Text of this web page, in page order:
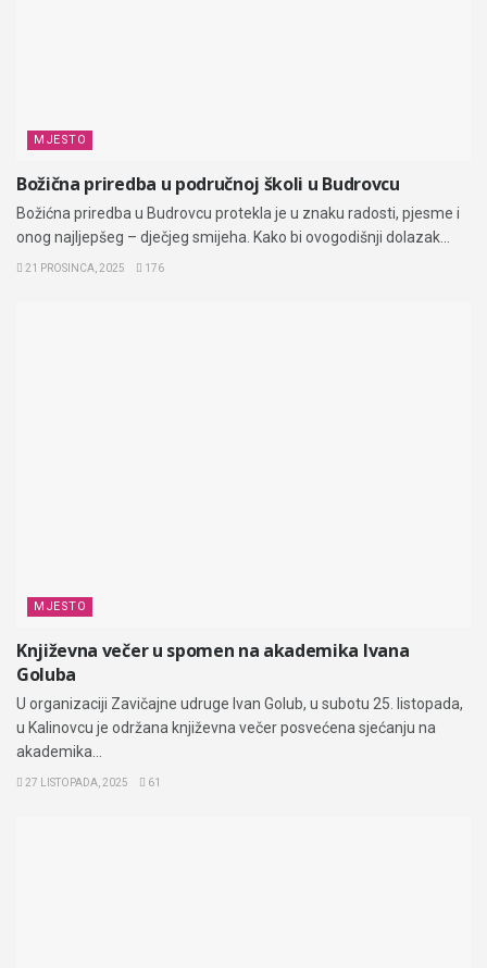
MJESTO
Božična priredba u područnoj školi u Budrovcu
Božićna priredba u Budrovcu protekla je u znaku radosti, pjesme i
onog najljepšeg – dječjeg smijeha. Kako bi ovogodišnji dolazak...
21 PROSINCA, 2025 176
MJESTO
Književna večer u spomen na akademika Ivana
Goluba
U organizaciji Zavičajne udruge Ivan Golub, u subotu 25. listopada,
u Kalinovcu je održana književna večer posvećena sjećanju na
akademika...
27 LISTOPADA, 2025 61